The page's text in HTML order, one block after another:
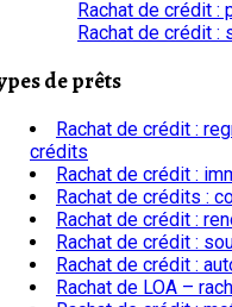
Rachat de crédit
Rachat de crédit :
de prêts
Rachat de crédit :
crédits
Rachat de crédit :
Rachat de crédits :
Rachat de crédit :
Rachat de crédit :
Rachat de crédit :
Rachat de LOA –